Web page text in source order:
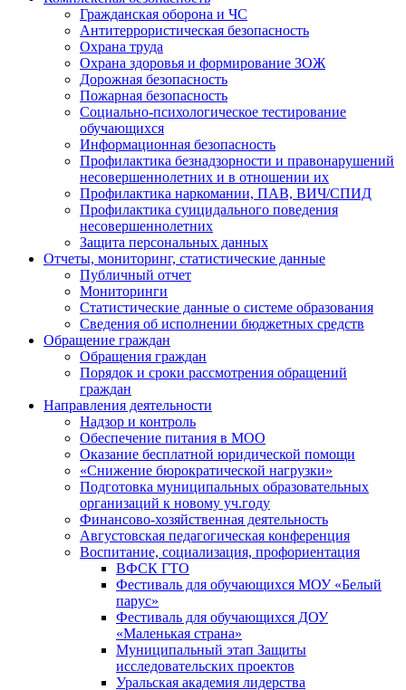
Гражданская оборона и ЧС
Антитеррористическая безопасность
Охрана труда
Охрана здоровья и формирование ЗОЖ
Дорожная безопасность
Пожарная безопасность
Социально-психологическое тестирование
обучающихся
Информационная безопасность
Профилактика безнадзорности и правонарушений
несовершеннолетних и в отношении их
Профилактика наркомании, ПАВ, ВИЧ/СПИД
Профилактика суицидального поведения
несовершеннолетних
Защита персональных данных
Отчеты, мониторинг, статистические данные
Публичный отчет
Мониторинги
Статистические данные о системе образования
Сведения об исполнении бюджетных средств
Обращение граждан
Обращения граждан
Порядок и сроки рассмотрения обращений
граждан
Направления деятельности
Надзор и контроль
Обеспечение питания в МОО
Оказание бесплатной юридической помощи
«Снижение бюрократической нагрузки»
Подготовка муниципальных образовательных
организаций к новому уч.году
Финансово-хозяйственная деятельность
Августовская педагогическая конференция
Воспитание, социализация, профориентация
ВФСК ГТО
Фестиваль для обучающихся МОУ «Белый
парус»
Фестиваль для обучающихся ДОУ
«Маленькая страна»
Муниципальный этап Защиты
исследовательских проектов
Уральская академия лидерства